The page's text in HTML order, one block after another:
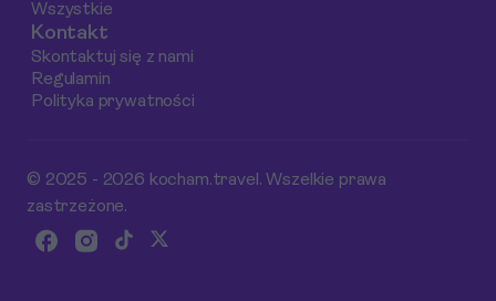
Wszystkie
Kontakt
Skontaktuj się z nami
Regulamin
Polityka prywatności
© 2025 - 2026 kocham.travel. Wszelkie prawa
zastrzeżone.